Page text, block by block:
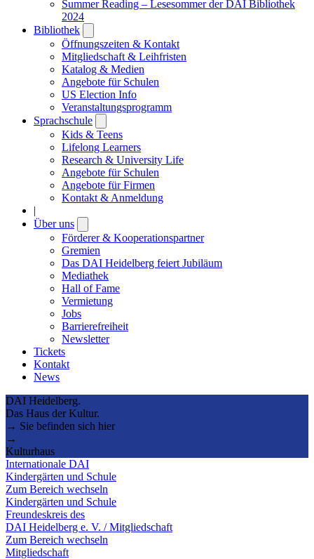
Summer Reading – Lesesommer der DAI Bibliothek
2024
Bibliothek
submenu
Öffnungszeiten & Kontakt
Mitgliedschaft & Leihfristen
Katalog & Medien
Angebote für Schulen
US Election Info
Veranstaltungsprogramm
Sprachschule
submenu
Kids & Teens
Lifelong Learners
Research & University Life
Angebote für Schulen
Angebote für Firmen
Kontakt & Anmeldung
|
Über uns
submenu
Förderer & Kooperationspartner
Gremien
Das DAI Heidelberg feiert Jubiläum
Mediathek
Hall of Fame
Vermietung
Jobs
Barrierefreiheit
Newsletter
Tickets
Kontakt
News
DAI Heidelberg.
Das Haus der Kultur.
→ Sie befinden sich hier
→
Kulturhaus
Internationale DAI
Kindergärten und Schule
Zum Bereich wechseln
Kindergärten und Schule
Freundeskreis des
DAI Heidelberg e. V. / Mitgliedschaft
Zum Bereich wechseln
Mitgliedschaft